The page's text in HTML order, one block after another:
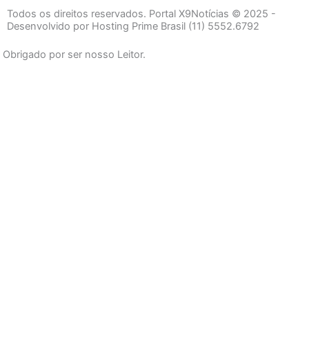
e
b
o
o
t
a
r
t
u
e
Todos os direitos reservados. Portal X9Notícias © 2025 -
Desenvolvido por Hosting Prime Brasil (11) 5552.6792
Obrigado por ser nosso Leitor.